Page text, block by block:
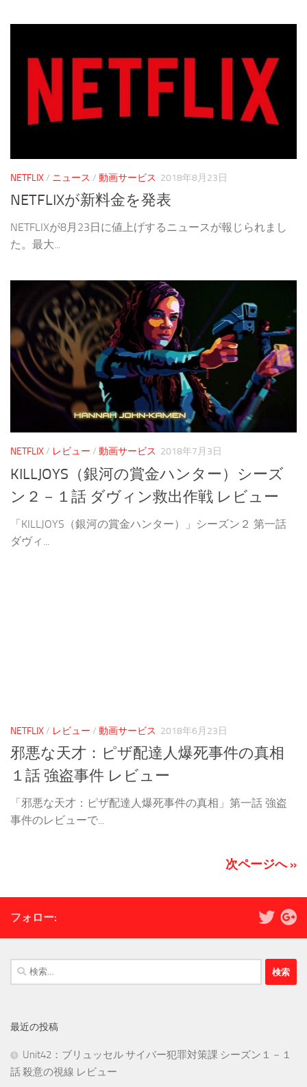
NETFLIX/ ニュース / 動画サービス 2018年8月23日
NETFLIXが新料金を発表
NETFLIXが8月23日に値上げするニュースが報じられまし
た。最大...
NETFLIX/ レビュー / 動画サービス 2018年7月3日
KILLJOYS（銀河の賞金ハンター）シーズ
ン２－１話 ダヴィン救出作戦 レビュー
「KILLJOYS（銀河の賞金ハンター）」シーズン２ 第一話
ダヴィ...
NETFLIX/ レビュー / 動画サービス 2018年6月23日
邪悪な天才：ピザ配達人爆死事件の真相
１話 強盗事件 レビュー
「邪悪な天才：ピザ配達人爆死事件の真相」第一話 強盗
事件のレビューで...
次ページへ »
フォロー:
検
索:
最近の投稿
Unit42：ブリュッセル サイバー犯罪対策課 シーズン１－１
話 殺意の視線 レビュー